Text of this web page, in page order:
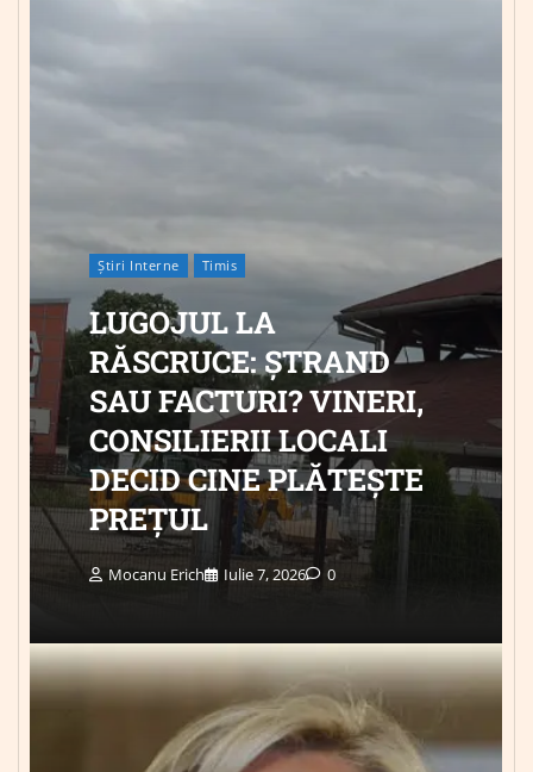
Știri Interne Timis
LUGOJUL LA
RĂSCRUCE: ȘTRAND
SAU FACTURI? VINERI,
CONSILIERII LOCALI
DECID CINE PLĂTEȘTE
PREȚUL
Mocanu Erich Iulie 7, 2026 0